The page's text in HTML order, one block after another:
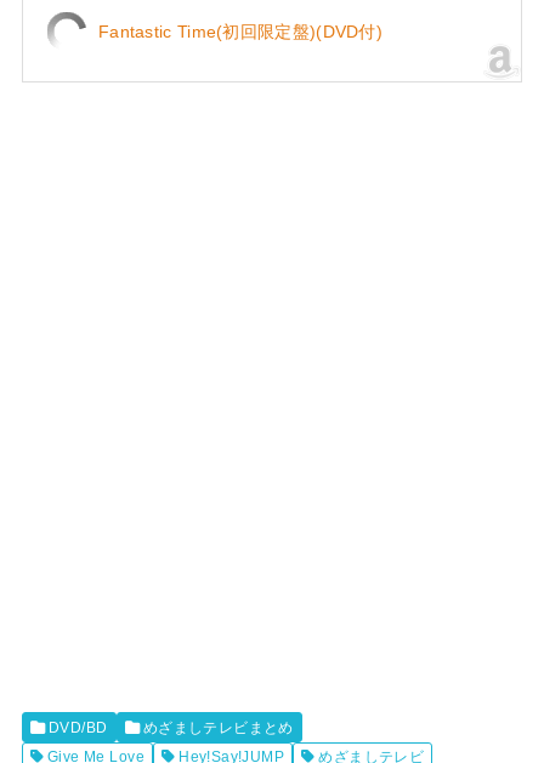
Fantastic Time(初回限定盤)(DVD付)
DVD/BD
めざましテレビまとめ
Give Me Love
Hey!Say!JUMP
めざましテレビ